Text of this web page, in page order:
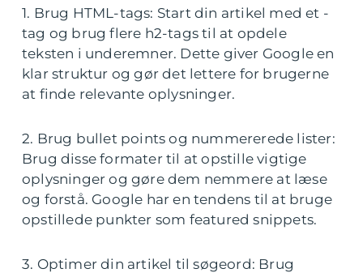
1. Brug HTML-tags: Start din artikel med et -
tag og brug flere h2-tags til at opdele
teksten i underemner. Dette giver Google en
klar struktur og gør det lettere for brugerne
at finde relevante oplysninger.
2. Brug bullet points og nummererede lister:
Brug disse formater til at opstille vigtige
oplysninger og gøre dem nemmere at læse
og forstå. Google har en tendens til at bruge
opstillede punkter som featured snippets.
3. Optimer din artikel til søgeord: Brug